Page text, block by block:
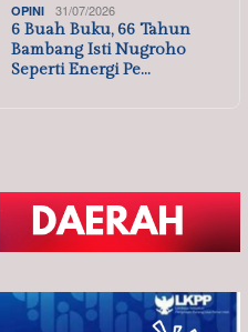
OPINI 31/07/2026
6 Buah Buku, 66 Tahun
Bambang Isti Nugroho
Seperti Energi Pe…